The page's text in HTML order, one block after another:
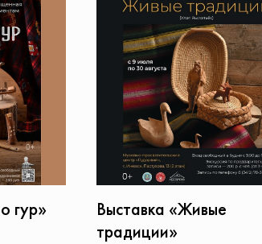
гур»
Выставка «Живые
традиции»